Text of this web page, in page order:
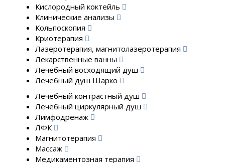
Кислородный коктейль
Клинические анализы
Кольпоскопия
Криотерапия
Лазеротерапия, магнитолазеротерапия
Лекарственные ванны
Лечебный восходящий душ
Лечебный душ Шарко
Лечебный контрастный душ
Лечебный циркулярный душ
Лимфодренаж
ЛФК
Магнитотерапия
Массаж
Медикаментозная терапия